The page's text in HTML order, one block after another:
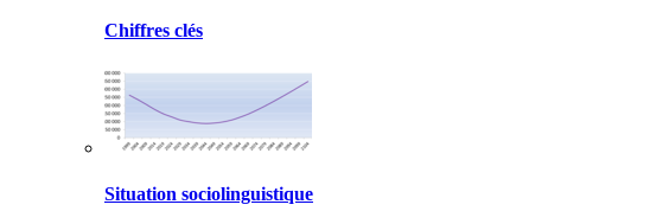
Chiffres clés
Situation sociolinguistique